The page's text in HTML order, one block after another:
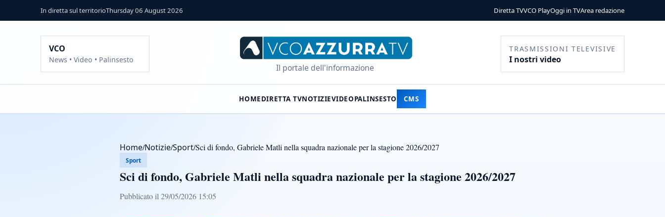
In diretta sul territorioThursday 06 August 2026 Diretta TVVCO PlayOggi in TVArea redazione
VCO
News • Video • Palinsesto
Il portale dell'informazione
TRASMISSIONI TELEVISIVE
I nostri video
HOMEDIRETTA TVNOTIZIEVIDEOPALINSESTO CMS
Home/Notizie/Sport/Sci di fondo, Gabriele Matli nella squadra nazionale per la stagione 2026/2027
Sport
Sci di fondo, Gabriele Matli nella squadra nazionale per la stagione 2026/2027
Pubblicato il 29/05/2026 15:05